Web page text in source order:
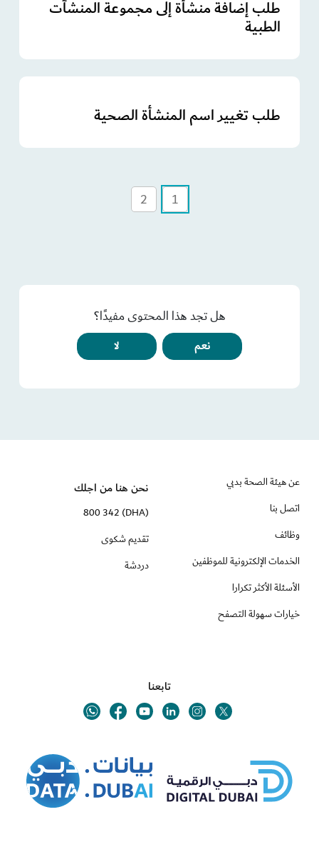
طلب إضافة منشأة إلى مجموعة المنشآت
الطبية
طلب تغيير اسم المنشأة الصحية
1
2
هل تجد هذا المحتوى مفيدًا؟
نعم لا
عن هيئة الصحة بدبي
اتصل بنا
وظائف
الخدمات الإلكترونية للموظفين
الأسئلة الأكثر تكرارا
خيارات سهولة التصفح
نحن هنا من اجلك
(DHA) 800 342
تقديم شكوى
دردشة
تابعنا